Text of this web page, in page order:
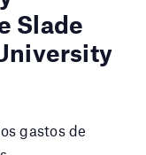
Slade
gastos de